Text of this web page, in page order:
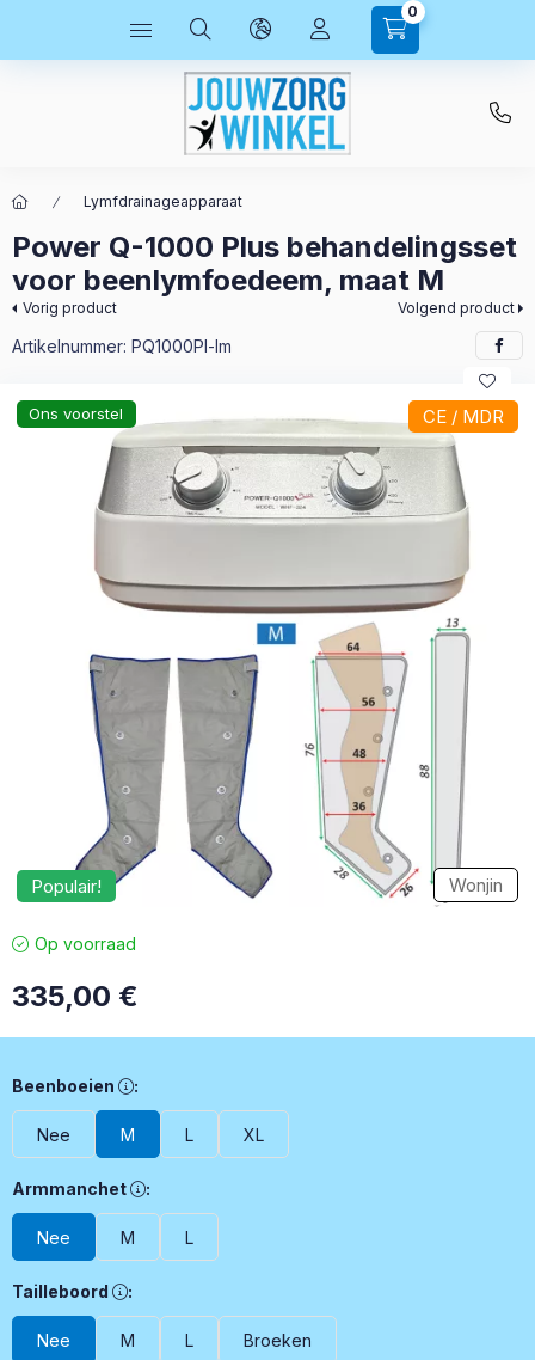
0
Lymfdrainageapparaat
Power Q-1000 Plus behandelingsset
voor beenlymfoedeem, maat M
Vorig product Volgend product
Artikelnummer: PQ1000Pl-lm
Ons voorstel CE / MDR
Populair! Wonjin
Op voorraad
335,00 €
Beenboeien, Optionele accessoires voor de behandeling
Beenboeien :
Nee M L XL
Armmanchet, Optionele accessoire voor de behandeling
Armmanchet :
Nee M L
Tailleboord, Een accessoire voor de behandeling van het
Tailleboord :
Nee M L Broeken